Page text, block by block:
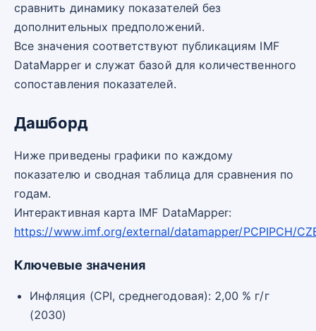
сравнить динамику показателей без
дополнительных предположений.
Все значения соответствуют публикациям IMF
DataMapper и служат базой для количественного
сопоставления показателей.
Дашборд
Ниже приведены графики по каждому
показателю и сводная таблица для сравнения по
годам.
Интерактивная карта IMF DataMapper:
https://www.imf.org/external/datamapper/PCPIPCH/
Ключевые значения
Инфляция (CPI, среднегодовая): 2,00 % г/г
(2030)